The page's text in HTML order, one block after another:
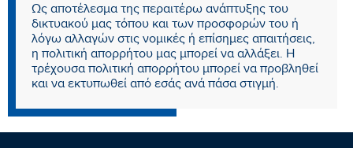
Ως αποτέλεσμα της περαιτέρω ανάπτυξης του
δικτυακού μας τόπου και των προσφορών του ή
λόγω αλλαγών στις νομικές ή επίσημες απαιτήσεις,
η πολιτική απορρήτου μας μπορεί να αλλάξει. Η
τρέχουσα πολιτική απορρήτου μπορεί να προβληθεί
και να εκτυπωθεί από εσάς ανά πάσα στιγμή.